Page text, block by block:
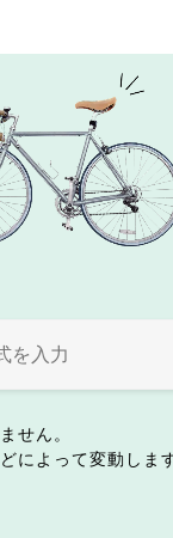
せん。
によって変動します